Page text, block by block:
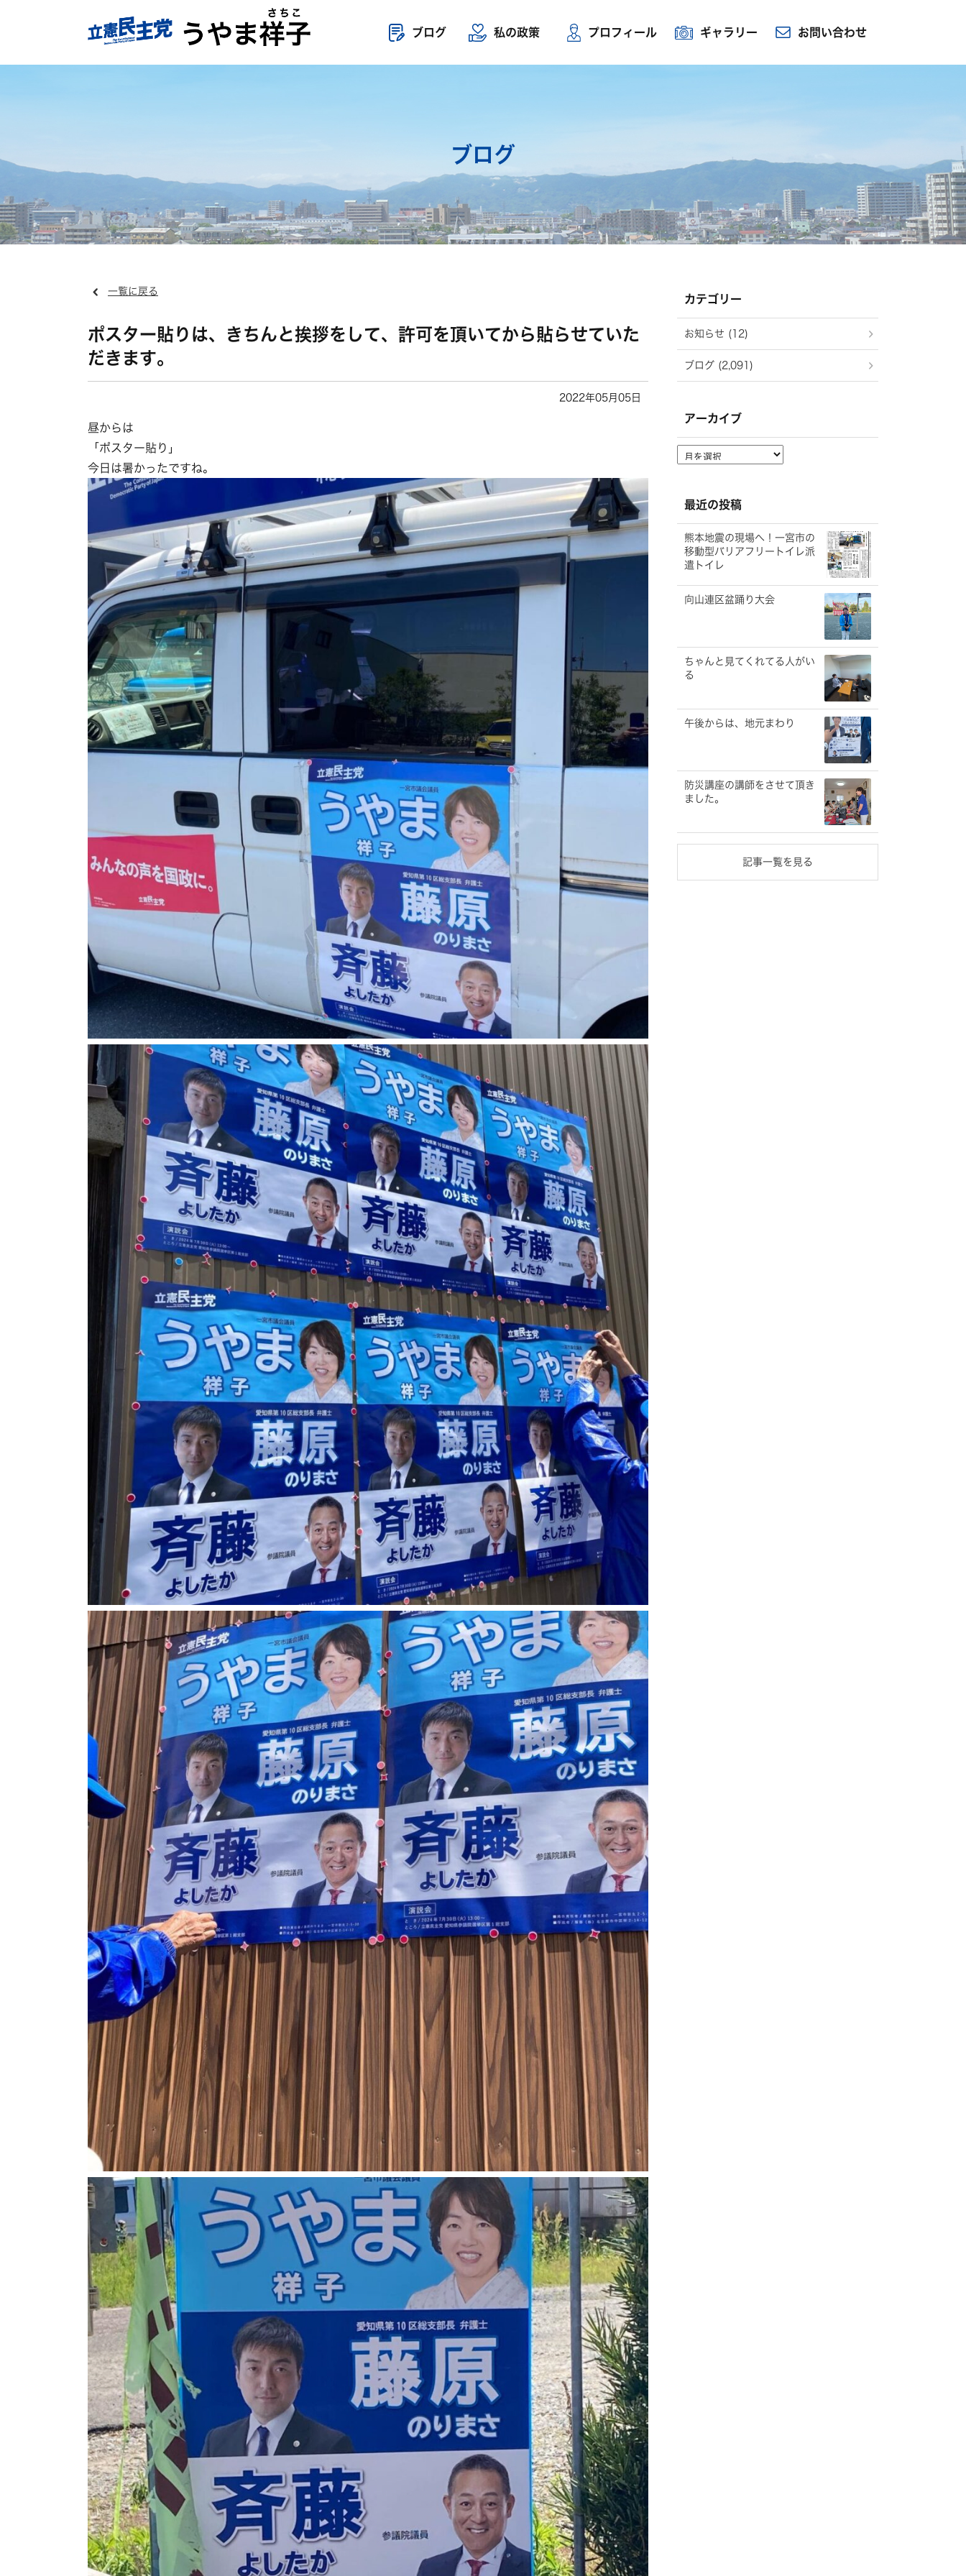
ブログ 私の政策 プロフィール ギャラリー お問い合わせ
ブログ
一覧に戻る
ポスター貼りは、きちんと挨拶をして、許可を頂いてから貼らせていた
だきます。
2022年05月05日
昼からは
「ポスター貼り」
今日は暑かったですね。
カテゴリー
お知らせ (12)
ブログ (2,091)
アーカイブ
ア
ー
ブ
最近の投稿
熊本地震の現場へ！一宮市の
移動型バリアフリートイレ派
遣トイレ
向山連区盆踊り大会
ちゃんと見てくれてる人がい
る
午後からは、地元まわり
防災講座の講師をさせて頂き
ました。
記事一覧を見る